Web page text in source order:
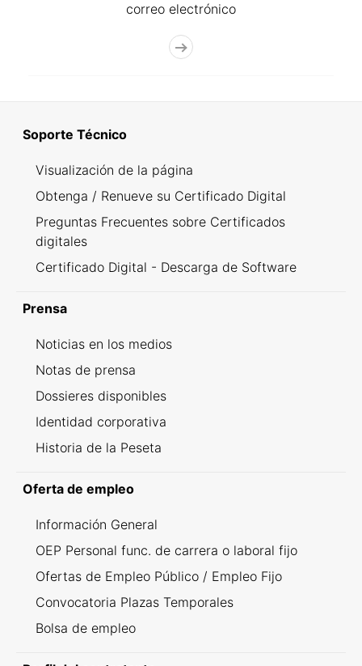
correo electrónico
Soporte Técnico
Visualización de la página
Obtenga / Renueve su Certificado Digital
Preguntas Frecuentes sobre Certificados
digitales
Certificado Digital - Descarga de Software
Prensa
Noticias en los medios
Notas de prensa
Dossieres disponibles
Identidad corporativa
Historia de la Peseta
Oferta de empleo
Información General
OEP Personal func. de carrera o laboral fijo
Ofertas de Empleo Público / Empleo Fijo
Convocatoria Plazas Temporales
Bolsa de empleo